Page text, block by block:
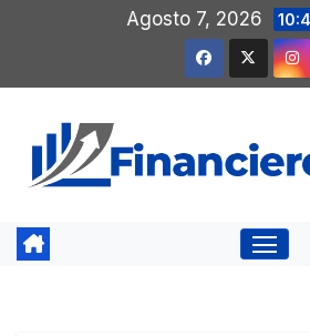
contenido
Agosto 7, 2026